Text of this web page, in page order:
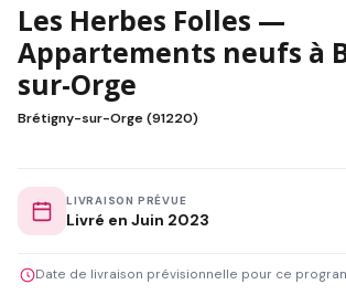
Les Herbes Folles —
Appartements neufs à
sur-Orge
Brétigny-sur-Orge (91220)
LIVRAISON PRÉVUE
Livré en Juin 2023
Date de livraison prévisionnelle pour ce